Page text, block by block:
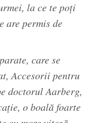
la ce te poţi
are permis de
care se
Accesorii pentru
doctorul Aarberg,
o boală foarte